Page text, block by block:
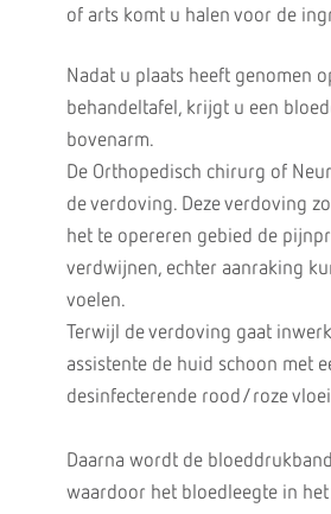
of arts komt u halen voor de
Nadat u plaats heeft genomen
behandeltafel, krijgt u een
bovenarm.
De Orthopedisch chirurg of
de verdoving. Deze verdoving
het te opereren gebied de
verdwijnen, echter aanraking
voelen.
Terwijl de verdoving gaat
assistente de huid schoon met
desinfecterende rood/roze
Daarna wordt de
waardoor het bloedleegte in